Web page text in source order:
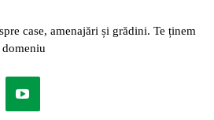
case, amenajări și grădini. Te ținem